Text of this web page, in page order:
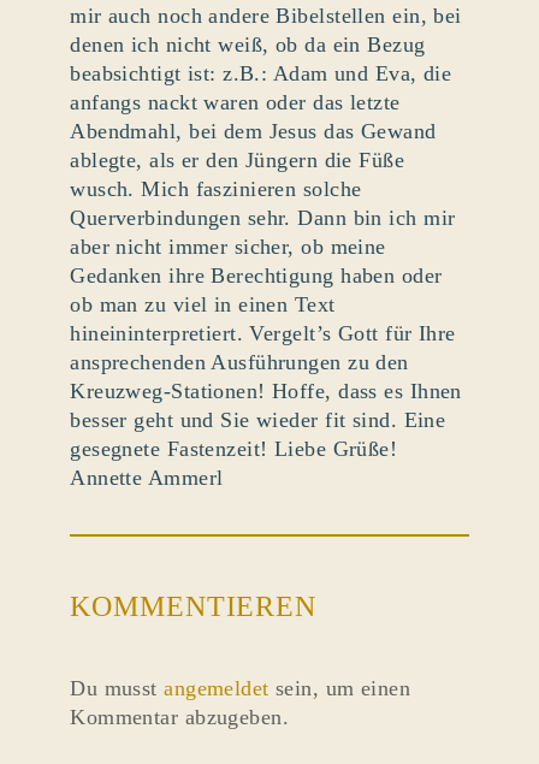
mir auch noch andere Bibelstellen ein, bei
denen ich nicht weiß, ob da ein Bezug
beabsichtigt ist: z.B.: Adam und Eva, die
anfangs nackt waren oder das letzte
Abendmahl, bei dem Jesus das Gewand
ablegte, als er den Jüngern die Füße
wusch. Mich faszinieren solche
Querverbindungen sehr. Dann bin ich mir
aber nicht immer sicher, ob meine
Gedanken ihre Berechtigung haben oder
ob man zu viel in einen Text
hineininterpretiert. Vergelt’s Gott für Ihre
ansprechenden Ausführungen zu den
Kreuzweg-Stationen! Hoffe, dass es Ihnen
besser geht und Sie wieder fit sind. Eine
gesegnete Fastenzeit! Liebe Grüße!
Annette Ammerl
KOMMENTIEREN
Du musstangemeldet sein, um einen
Kommentar abzugeben.